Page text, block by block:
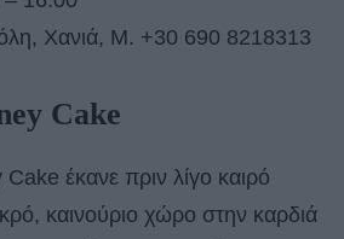
Χανιά, M. +30 690 8218313
Cake
έκανε πριν λίγο καιρό
καινούριο χώρο στην καρδιά